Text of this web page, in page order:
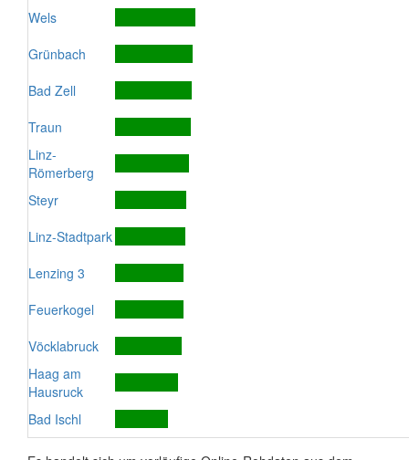
Wels
Grünbach
Bad Zell
Traun
Linz-
Römerberg
Steyr
Linz-Stadtpark
Lenzing 3
Feuerkogel
Vöcklabruck
Haag am
Hausruck
Bad Ischl